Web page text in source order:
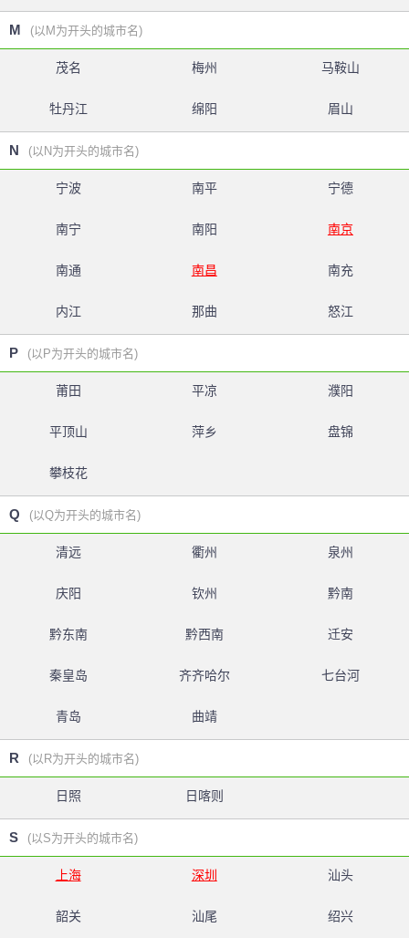
M (以M为开头的城市名)
茂名 梅州 马鞍山
牡丹江 绵阳 眉山
N (以N为开头的城市名)
宁波 南平 宁德
南宁 南阳 南京
南通 南昌 南充
内江 那曲 怒江
P (以P为开头的城市名)
莆田 平凉 濮阳
平顶山 萍乡 盘锦
攀枝花
Q (以Q为开头的城市名)
清远 衢州 泉州
庆阳 钦州 黔南
黔东南 黔西南 迁安
秦皇岛 齐齐哈尔 七台河
青岛 曲靖
R (以R为开头的城市名)
日照 日喀则
S (以S为开头的城市名)
上海 深圳 汕头
韶关 汕尾 绍兴